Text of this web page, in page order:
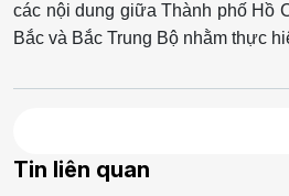
các nội dung giữa Thành phố Hồ
Bắc và Bắc Trung Bộ nhằm thực
Tin liên quan